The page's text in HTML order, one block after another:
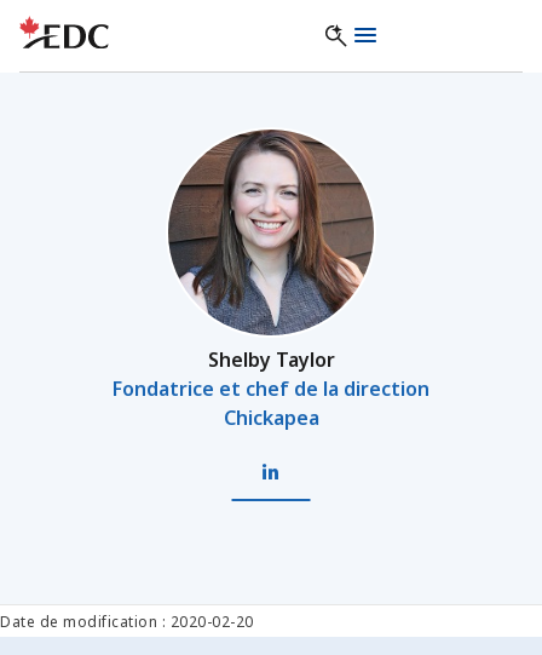
Shelby Taylor
Fondatrice et chef de la direction
Chickapea
Date de modification : 2020-02-20